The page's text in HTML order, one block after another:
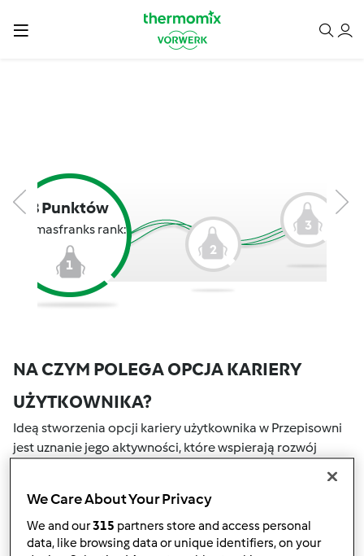
8 Punktów
thomasfranks rank:
1
2
3
NA CZYM POLEGA OPCJA KARIERY
UŻYTKOWNIKA?
Ideą stworzenia opcji kariery użytkownika w Przepisowni
jest uznanie jego aktywności, które wspierają rozwój
portalu społecznościowym są nagradzane przez punkty.
Osiągnięcie określonej liczby punktów, automatycznie
podwyższa Twoje miejsce w rankingu społecznościowym,
który określany jest numerem wewnątrz fartucha obok
We Care About Your Privacy
We and our315 partners store and access personal
data, like browsing data or unique identifiers, on your